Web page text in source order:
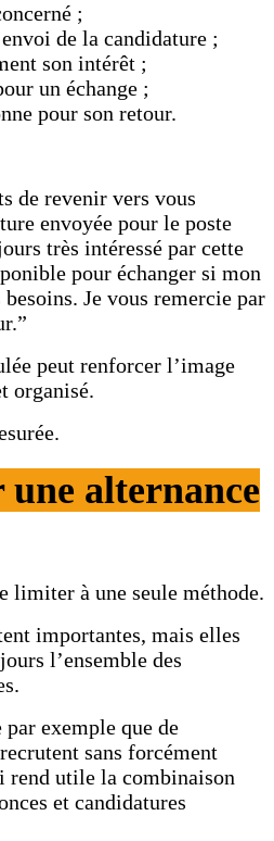
;
de la candidature ;
son intérêt ;
un échange ;
pour son retour.
de revenir vers vous
envoyée pour le poste
très intéressé par cette
pour échanger si mon
Je vous remercie par
peut renforcer l’image
organisé.
une alternance
limiter à une seule méthode.
importantes, mais elles
l’ensemble des
exemple que de
sans forcément
rend utile la combinaison
et candidatures